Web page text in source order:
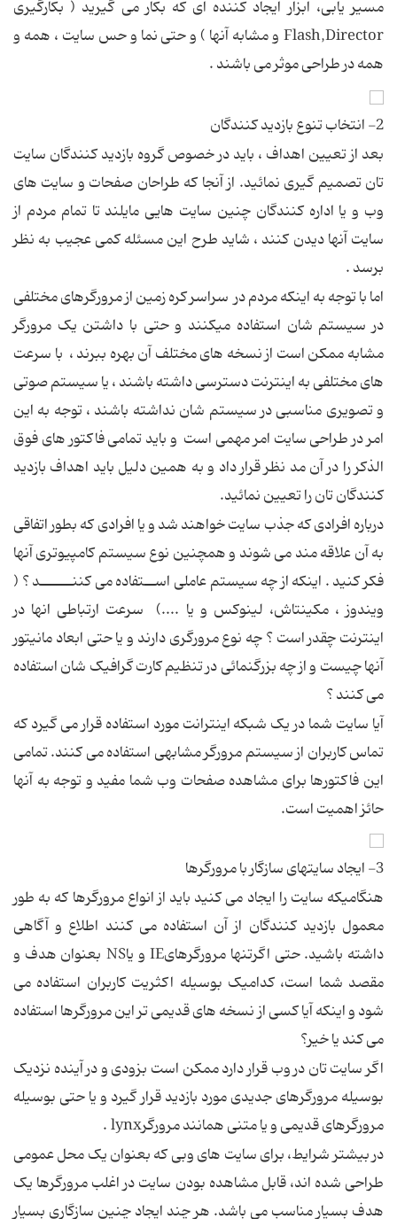
مسير يابی، ابزار ايجاد کننده ای که بکار می گيريد ( بکارگيری
Flash,Director و مشابه آنها ) و حتی نما و حس سايت ، همه و
همه در طراحی موثر می باشند .
2- انتخاب تنوع بازديد کنندگان
بعد از تعيين اهداف ، بايد در خصوص گروه بازديد کنندگان سايت
تان تصميم گيری نمائيد. از آنجا که طراحان صفحات و سايت های
وب و يا اداره کنندگان چنين سايت هايی مايلند تا تمام مردم از
سايت آنها ديدن کنند ، شايد طرح اين مسئله کمی عجيب به نظر
برسد .
اما با توجه به اينکه مردم در سراسر کره زمين از مرورگرهای مختلفی
در سيستم شان استفاده ميکنند و حتی با داشتن يک مرورگر
مشابه ممکن است از نسخه های مختلف آن بهره ببرند ، با سرعت
های مختلفی به اينترنت دسترسی داشته باشند ، يا سيستم صوتی
و تصويری مناسبی در سيستم شان نداشته باشند ، توجه به اين
امر در طراحی سايت امر مهمی است و بايد تمامی فاکتور های فوق
الذکر را در آن مد نظر قرار داد و به همين دليل بايد اهداف بازديد
کنندگان تان را تعيين نمائيد.
درباره افرادی که جذب سايت خواهند شد و يا افرادی که بطور اتفاقی
به آن علاقه مند می شوند و همچنين نوع سيستم کامپيوتری آنها
فکر کنيد . اينکه از چه سيستم عاملی اســتفاده می کننــــــد ؟ (
ويندوز ، مکينتاش، لينوکس و يا ....) سرعت ارتباطی انها در
اينترنت چقدر است ؟ چه نوع مرورگری دارند و يا حتی ابعاد مانيتور
آنها چيست و از چه بزرگنمائی در تنظيم کارت گرافيک شان استفاده
می کنند ؟
آيا سايت شما در يک شبکه اينترانت مورد استفاده قرار می گيرد که
تماس کاربران از سيستم مرورگر مشابهی استفاده می کنند. تمامی
اين فاکتورها برای مشاهده صفحات وب شما مفيد و توجه به آنها
حائز اهميت است.
3- ايجاد سايتهای سازگار با مرورگرها
هنگاميکه سايت را ايجاد می کنيد بايد از انواع مرورگرها که به طور
معمول بازديد کنندگان از آن استفاده می کنند اطلاع و آگاهی
داشته باشيد. حتی اگرتنها مرورگرهایIE و ياNS بعنوان هدف و
مقصد شما است، کداميک بوسيله اکثريت کاربران استفاده می
شود و اينکه آيا کسی از نسخه های قديمی تر اين مرورگرها استفاده
می کند يا خير؟
اگر سايت تان در وب قرار دارد ممکن است بزودی و در آينده نزديک
بوسيله مرورگرهای جديدی مورد بازديد قرار گيرد و يا حتی بوسيله
مرورگرهای قديمی و يا متنی همانند مرورگرlynx .
در بيشتر شرايط، برای سايت های وبی که بعنوان يک محل عمومی
طراحی شده اند، قابل مشاهده بودن سايت در اغلب مرورگرها يک
هدف بسيار مناسب می باشد. هر چند ايجاد چنين سازگاری بسيار